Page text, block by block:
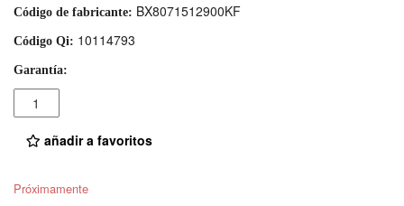
Código de fabricante: BX8071512900KF
Código Qi: 10114793
Garantía:
Cantidad
añadir a favoritos
Próximamente